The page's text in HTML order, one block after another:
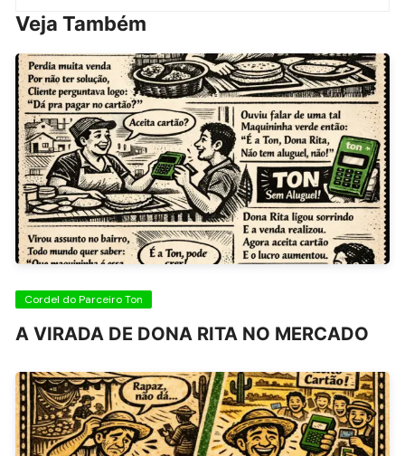
Veja Também
Cordel do Parceiro Ton
A VIRADA DE DONA RITA NO MERCADO